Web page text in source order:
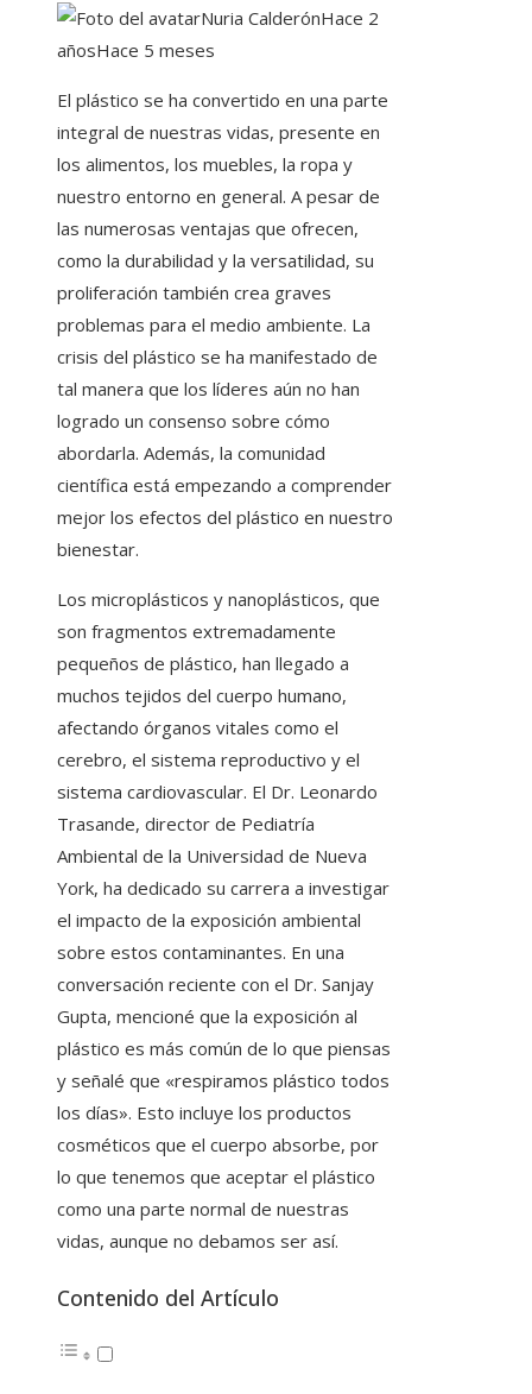
Nuria CalderónHace 2
añosHace 5 meses
El plástico se ha convertido en una parte
integral de nuestras vidas, presente en
los alimentos, los muebles, la ropa y
nuestro entorno en general. A pesar de
las numerosas ventajas que ofrecen,
como la durabilidad y la versatilidad, su
proliferación también crea graves
problemas para el medio ambiente. La
crisis del plástico se ha manifestado de
tal manera que los líderes aún no han
logrado un consenso sobre cómo
abordarla. Además, la comunidad
científica está empezando a comprender
mejor los efectos del plástico en nuestro
bienestar.
Los microplásticos y nanoplásticos, que
son fragmentos extremadamente
pequeños de plástico, han llegado a
muchos tejidos del cuerpo humano,
afectando órganos vitales como el
cerebro, el sistema reproductivo y el
sistema cardiovascular. El Dr. Leonardo
Trasande, director de Pediatría
Ambiental de la Universidad de Nueva
York, ha dedicado su carrera a investigar
el impacto de la exposición ambiental
sobre estos contaminantes. En una
conversación reciente con el Dr. Sanjay
Gupta, mencioné que la exposición al
plástico es más común de lo que piensas
y señalé que «respiramos plástico todos
los días». Esto incluye los productos
cosméticos que el cuerpo absorbe, por
lo que tenemos que aceptar el plástico
como una parte normal de nuestras
vidas, aunque no debamos ser así.
Contenido del Artículo